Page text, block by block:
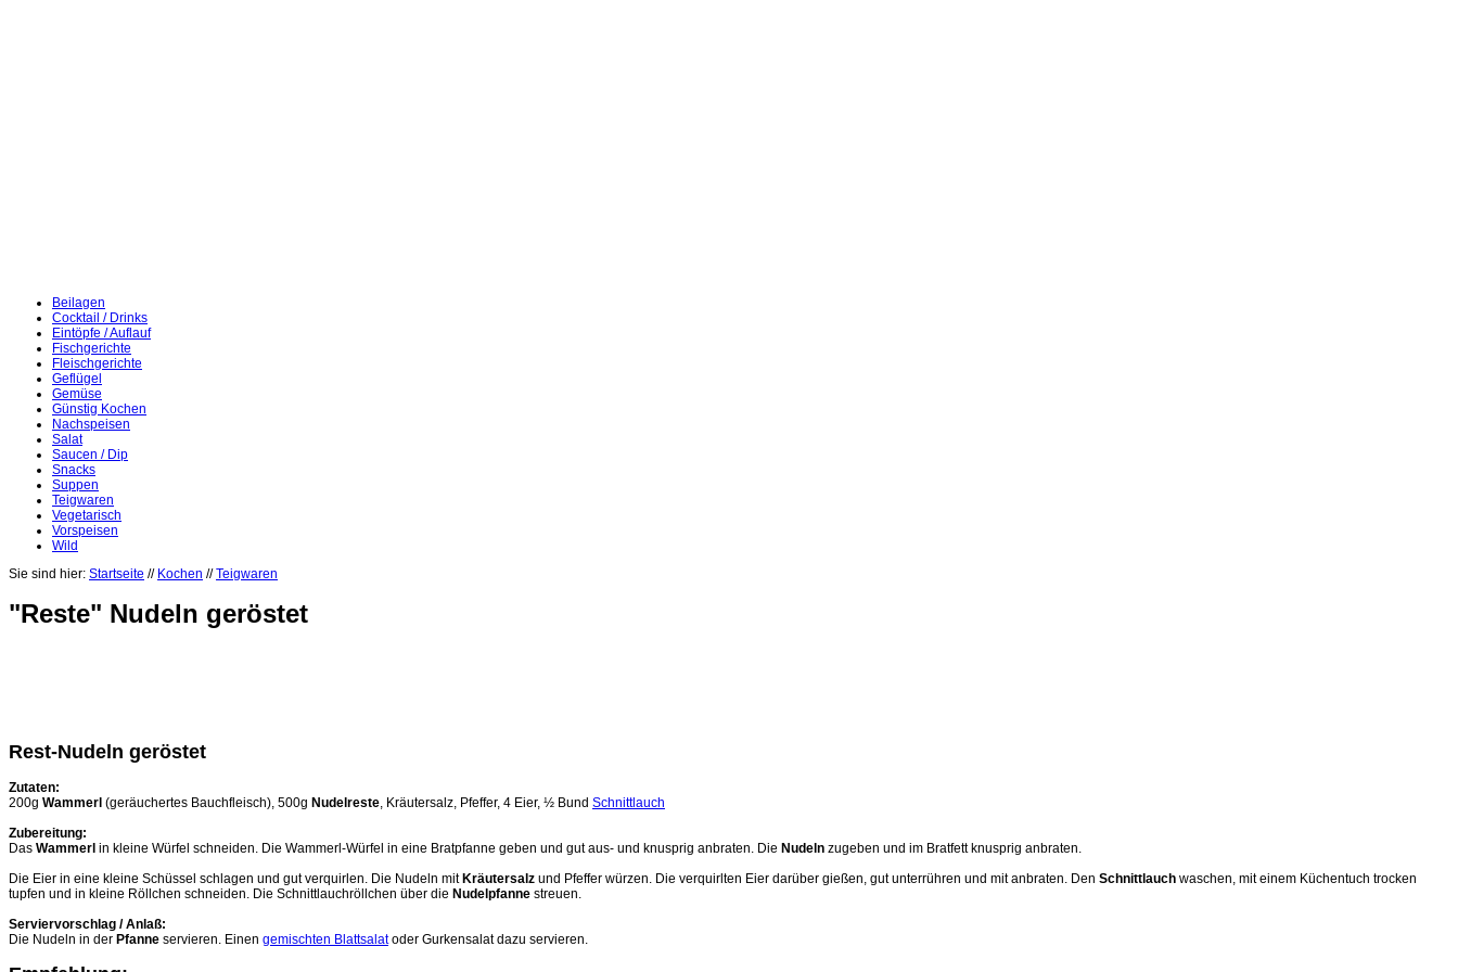
Beilagen
Cocktail / Drinks
Eintöpfe / Auflauf
Fischgerichte
Fleischgerichte
Geflügel
Gemüse
Günstig Kochen
Nachspeisen
Salat
Saucen / Dip
Snacks
Suppen
Teigwaren
Vegetarisch
Vorspeisen
Wild
Sie sind hier: Startseite // Kochen //Teigwaren
"Reste" Nudeln geröstet
Rest-Nudeln geröstet
Zutaten:
200g Wammerl (geräuchertes Bauchfleisch), 500g Nudelreste, Kräutersalz, Pfeffer, 4 Eier, ½ Bund Schnittlauch
Zubereitung:
Das Wammerl in kleine Würfel schneiden. Die Wammerl-Würfel in eine Bratpfanne geben und gut aus- und knusprig anbraten. Die Nudeln zugeben und im Bratfett knusprig anbraten.
Die Eier in eine kleine Schüssel schlagen und gut verquirlen. Die Nudeln mit Kräutersalz und Pfeffer würzen. Die verquirlten Eier darüber gießen, gut unterrühren und mit anbraten. Den Schnittlauch waschen, mit einem Küchentuch trocken
tupfen und in kleine Röllchen schneiden. Die Schnittlauchröllchen über die Nudelpfanne streuen.
Serviervorschlag / Anlaß:
Die Nudeln in der Pfanne servieren. Einen gemischten Blattsalatoder Gurkensalat dazu servieren.